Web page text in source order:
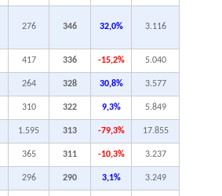
276 346 32,0% 3.116
417 336 -15,2% 5.040
264 328 30,8% 3.577
310 322 9,3% 5.849
1.595 313 -79,3% 17.855
365 311 -10,3% 3.237
296 290 3,1% 3.249